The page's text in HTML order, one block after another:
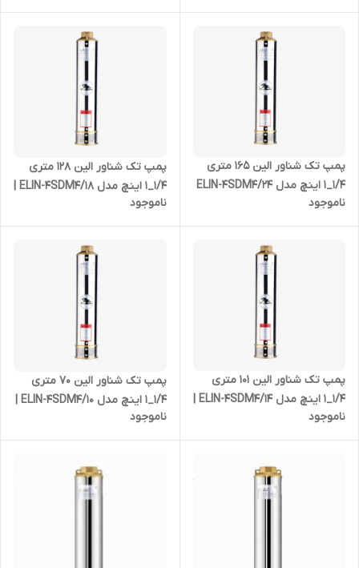
موتور
پمپ تک شناور الین 165 متری
1/4_1 اینچ مدل ELIN-4SDM4/24
موتور
ناموجود
پمپ تک شناور الین 128 متری
1/4_1 اینچ مدل ELIN-4SDM4/18 |
شناور استیل 2 اسب بدون موتور
ناموجود
پمپ تک شناور الین 101 متری
1/4_1 اینچ مدل ELIN-4SDM4/14 |
موتور
ناموجود
پمپ تک شناور الین 70 متری
1/4_1 اینچ مدل ELIN-4SDM4/10 |
شناور استیل 1 اسب بدون موتور
ناموجود